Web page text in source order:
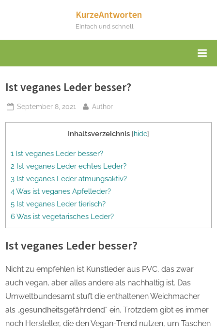
KurzeAntworten
Einfach und schnell
Ist veganes Leder besser?
Posted
September 8, 2021 By
Author
Inhaltsverzeichnis [hide]
1 Ist veganes Leder besser?
2 Ist veganes Leder echtes Leder?
3 Ist veganes Leder atmungsaktiv?
4 Was ist veganes Apfelleder?
5 Ist veganes Leder tierisch?
6 Was ist vegetarisches Leder?
Ist veganes Leder besser?
Nicht zu empfehlen ist Kunstleder aus PVC, das zwar
auch vegan, aber alles andere als nachhaltig ist. Das
Umweltbundesamt stuft die enthaltenen Weichmacher
als „gesundheitsgefährdend“ ein. Trotzdem gibt es immer
noch Hersteller, die den Vegan-Trend nutzen, um Taschen